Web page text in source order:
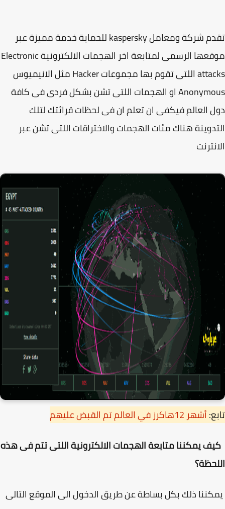
تقدم شركة ومعامل kaspersky للحماية خدمة مميزة عبر
موقعها الرسمى لمتابعة اخر الهجمات الالكترونية Electronic
attacks اللتى تقوم بها مجموعات Hacker مثل الانيميوس
Anonymous او الهجمات اللتى تشن بشكل فردى فى كافة
العالم فيكفى ان تعلم ان فى لحظات قرائتك لتلك
هناك مئات الهجمات والاختراقات اللتى تشن عبر
أشهر 12هاكرز في العالم تم القبض عليهم
يمكننا متابعة الهجمات الالكترونية اللتى تتم فى هذه
ذلك بكل بساطة عن طريق الدخول الى الموقع التالى